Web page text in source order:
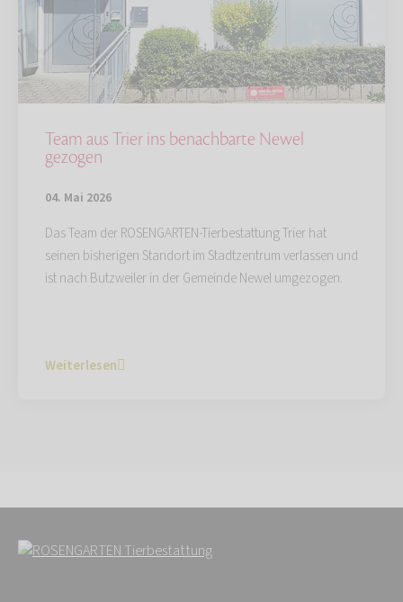
Team aus Trier ins benachbarte Newel
gezogen
04. Mai 2026
Das Team der ROSENGARTEN-Tierbestattung Trier hat
seinen bisherigen Standort im Stadtzentrum verlassen und
ist nach Butzweiler in der Gemeinde Newel umgezogen.
Weiterlesen